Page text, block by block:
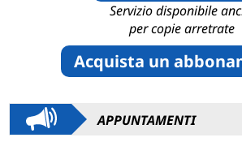
Servizio disponibile
per copie arretrate
Acquista un
APPUNTAMENTI